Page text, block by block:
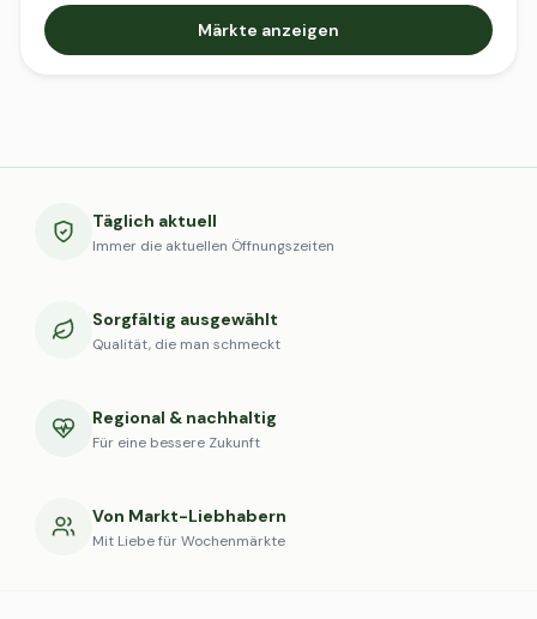
Märkte anzeigen
Täglich aktuell
Immer die aktuellen Öffnungszeiten
Sorgfältig ausgewählt
Qualität, die man schmeckt
Regional & nachhaltig
Für eine bessere Zukunft
Von Markt-Liebhabern
Mit Liebe für Wochenmärkte